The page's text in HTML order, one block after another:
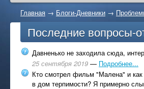
Главная → Блоги-Дневники →
Последние вопросы-
Давненько не заходила сюда,
25 сентября 2019 — Подробнее...
Кто смотрел фильм "Малена" и как
в дом терпимости? Я примерно